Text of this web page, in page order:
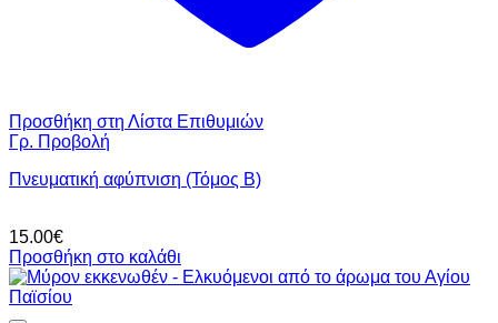
Προσθήκη στη Λίστα Επιθυμιών
Γρ. Προβολή
Πνευματική αφύπνιση (Τόμος Β)
15.00€
Προσθήκη στο καλάθι